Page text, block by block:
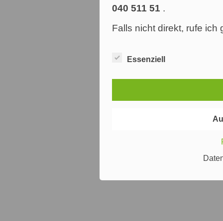
040 511 51 .
Falls nicht direkt, rufe ich
Essenziell